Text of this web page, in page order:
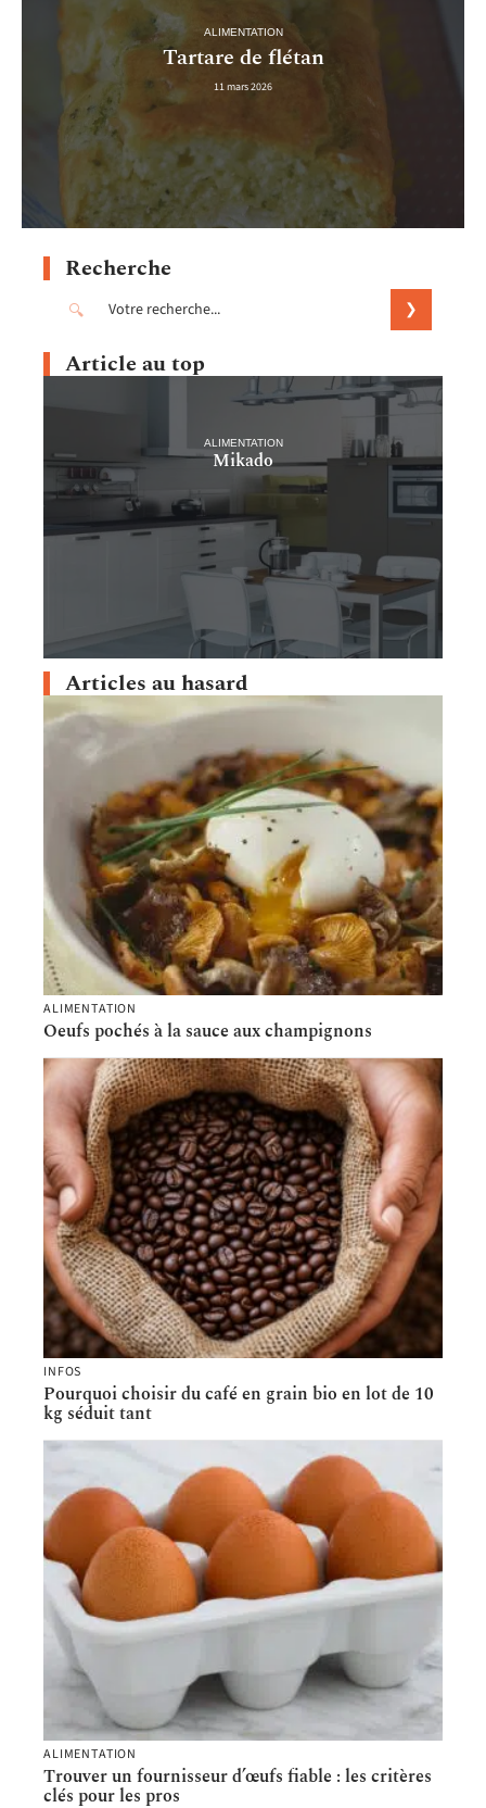
ALIMENTATION
Tartare de flétan
11 mars 2026
Recherche
Article au top
ALIMENTATION
Mikado
Articles au hasard
ALIMENTATION
Oeufs pochés à la sauce aux champignons
INFOS
Pourquoi choisir du café en grain bio en lot de 10
kg séduit tant
ALIMENTATION
Trouver un fournisseur d’œufs fiable : les critères
clés pour les pros